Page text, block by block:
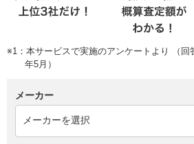
※1：本サービスで実施のアンケートより （回
年5月）
メーカー